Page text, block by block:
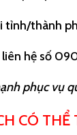
tỉnh/thành
hệ số
phục vụ
CÓ